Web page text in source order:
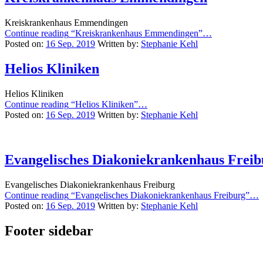
Kreiskrankenhaus Emmendingen
Continue reading “Kreiskrankenhaus Emmendingen”…
Posted on: 16 Sep. 2019 Written by: Stephanie Kehl
Helios Kliniken
Helios Kliniken
Continue reading “Helios Kliniken”…
Posted on: 16 Sep. 2019 Written by: Stephanie Kehl
Evangelisches Diakoniekrankenhaus
Evangelisches Diakoniekrankenhaus Freiburg
Continue reading “Evangelisches Diakoniekrankenhaus Freiburg”…
Posted on: 16 Sep. 2019 Written by: Stephanie Kehl
Footer sidebar